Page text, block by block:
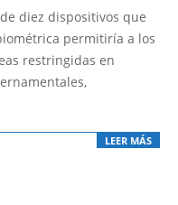
diez dispositivos que
permitiría a los
restringidas en
LEER MÁS